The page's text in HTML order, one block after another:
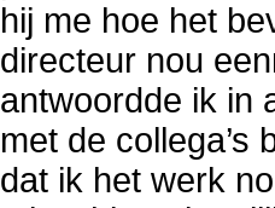
hij me hoe het
directeur nou
antwoordde ik in
met de collega’s
dat ik het werk